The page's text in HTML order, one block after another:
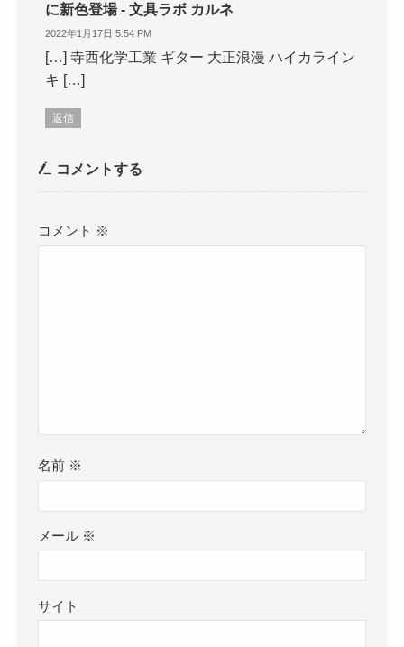
に新色登場 - 文具ラボ カルネ
2022年1月17日 5:54 PM
[…] 寺西化学工業 ギター 大正浪漫 ハイカライン
キ […]
返信
コメントする
コメント ※
名前 ※
メール ※
サイト